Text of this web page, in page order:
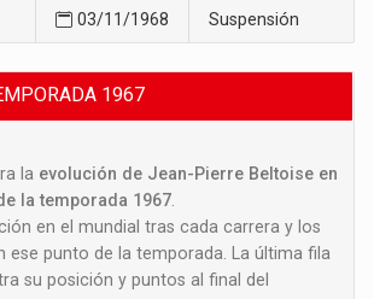
03/11/1968 Suspensión
1967
la evolución de Jean-Pierre Beltoise en
la temporada 1967
en el mundial tras cada carrera y los
ese punto de la temporada. La última fila
su posición y puntos al final del